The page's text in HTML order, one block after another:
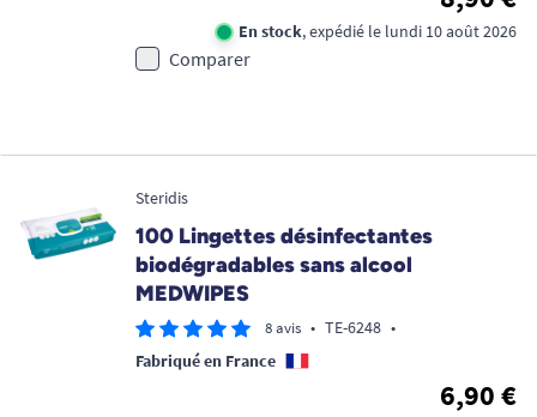
En stock, expédié le lundi 10 août 2026
Comparer
Steridis
100 Lingettes désinfectantes
biodégradables sans alcool
MEDWIPES
8 avis • TE-6248 •
Fabriqué en France
6,90 €